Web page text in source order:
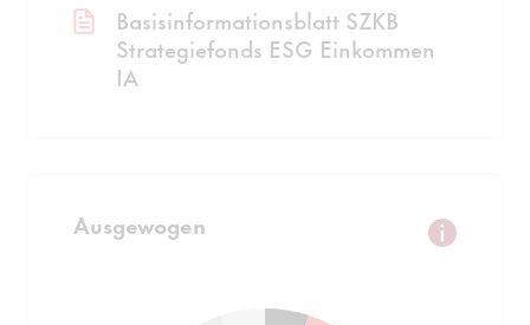
Basisinformationsblatt SZKB
Strategiefonds ESG Einkommen
IA
Ausgewogen